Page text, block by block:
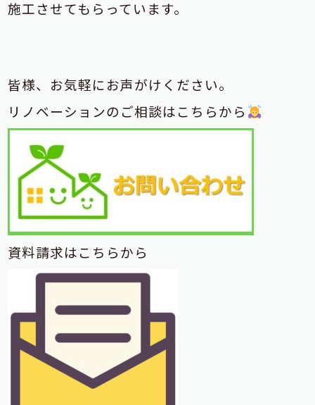
施工させてもらっています。
皆様、お気軽にお声がけください。
リノベーションのご相談はこちらから
資料請求はこちらから